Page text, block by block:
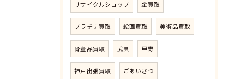
リサイクルショップ 金買取
プラチナ買取 絵画買取 美術品買取
骨董品買取 武具 甲冑
神戸出張買取 ごあいさつ